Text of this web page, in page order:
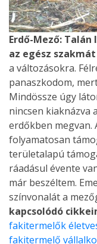
Erdő-Mező:
az egész
a változásokra.
panaszkodom,
Mindössze úgy
nincsen kiaknázva
erdőkben megvan.
folyamatosan
területalapú
ráadásul évente
már beszéltem.
színvonalát a
kapcsolódó
fakitermelők
fakitermelő